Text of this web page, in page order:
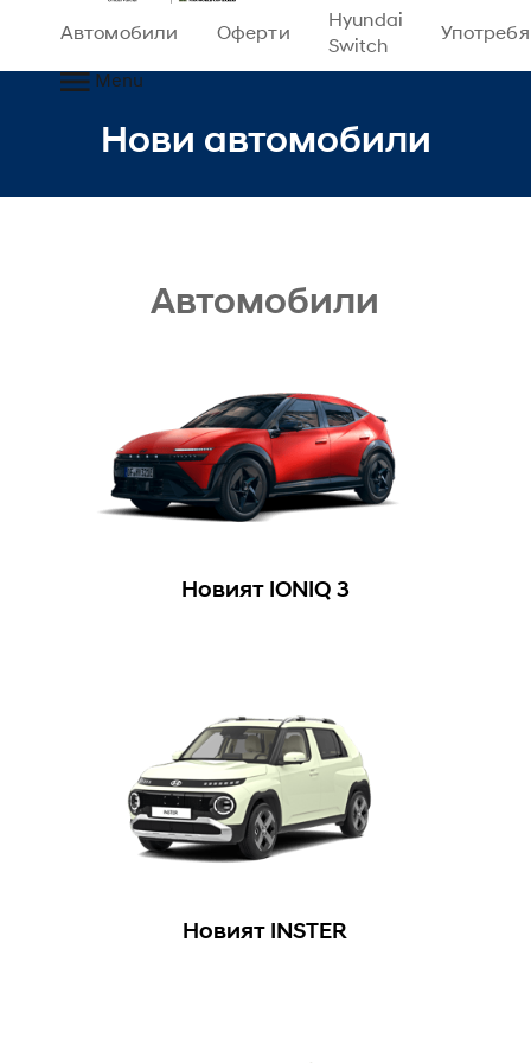
Автомобили Оферти
Hyundai
Switch
Menu
Нови автомобили
Автомобили
Новият IONIQ 3
Новият INSTER